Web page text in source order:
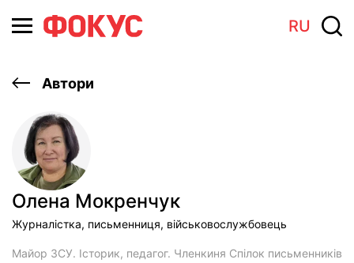
RU
Автори
Олена Мокренчук
Журналістка, письменниця, військовослужбовець
Майор ЗСУ. Історик, педагог. Членкиня Спілок письменників